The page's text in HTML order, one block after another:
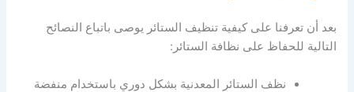
بعد أن تعرفنا على كيفية تنظيف الستائر يوصى باتباع النصائح
التالية للحفاظ على نظافة الستائر:
نظف الستائر المعدنية بشكل دوري باستخدام منفضة